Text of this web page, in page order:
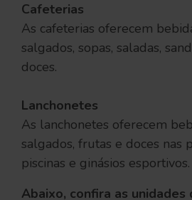
Cafeterias
As cafeterias oferecem
salgados, sopas, saladas,
doces.
Lanchonetes
As lanchonetes oferecem
salgados, frutas e doces nas
piscinas e ginásios esportivos.
Abaixo, confira as